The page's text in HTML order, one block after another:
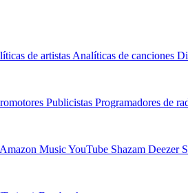
de artistas Analíticas de canciones
Publicistas Programadores de
Amazon MusicYouTube Shazam Deezer